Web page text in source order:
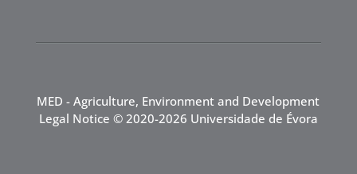
MED - Agriculture, Environment and Development
Legal Notice © 2020-2026 Universidade de Évora